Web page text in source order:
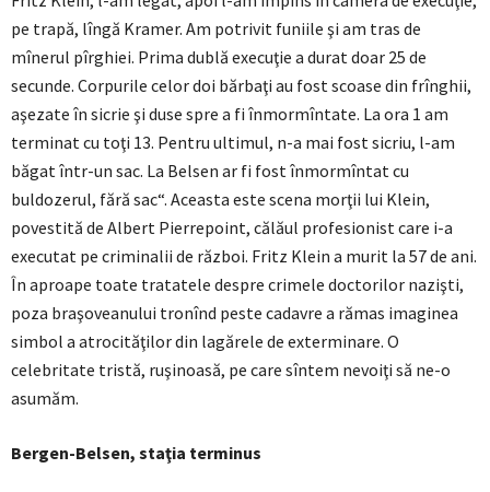
pe trapă, lîngă Kramer. Am potrivit funiile şi am tras de
mînerul pîrghiei. Prima dublă execuţie a durat doar 25 de
secunde. Corpurile celor doi bărbaţi au fost scoase din frînghii,
aşezate în sicrie şi duse spre a fi înmormîntate. La ora 1 am
terminat cu toţi 13. Pentru ultimul, n-a mai fost sicriu, l-am
băgat într-un sac. La Belsen ar fi fost înmormîntat cu
buldozerul, fără sac“. Aceasta este scena morţii lui Klein,
povestită de Albert Pierrepoint, călăul profesionist care i-a
executat pe criminalii de război. Fritz Klein a murit la 57 de ani.
În aproape toate tratatele despre crimele doctorilor nazişti,
poza braşoveanului tronînd peste cadavre a rămas imaginea
simbol a atrocităţilor din lagărele de exterminare. O
celebritate tristă, ruşinoasă, pe care sîntem nevoiţi să ne-o
asumăm.
Bergen-Belsen, staţia terminus